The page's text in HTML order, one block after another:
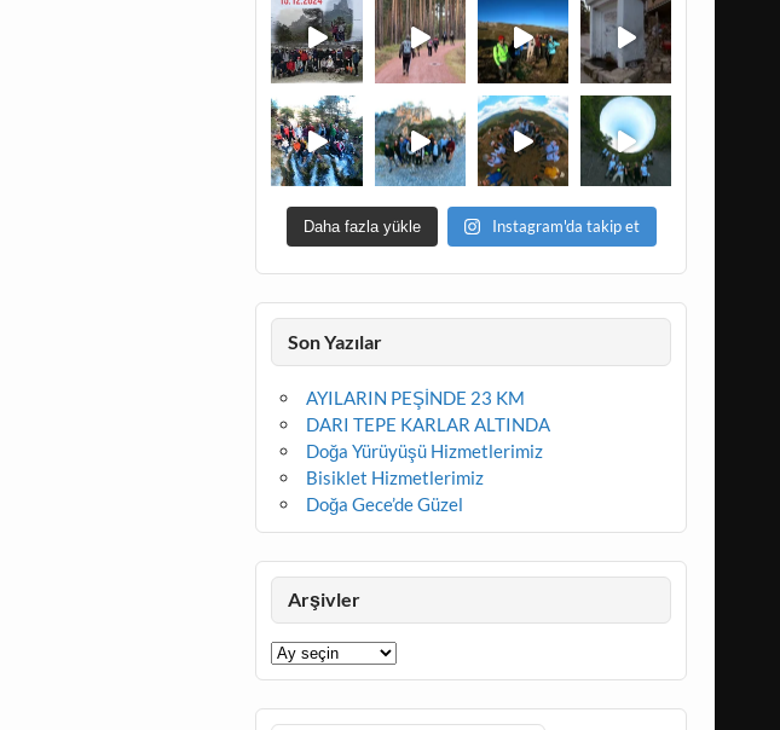
Daha fazla yükle Instagram'da takip et
Son Yazılar
AYILARIN PEŞİNDE 23 KM
DARI TEPE KARLAR ALTINDA
Doğa Yürüyüşü Hizmetlerimiz
Bisiklet Hizmetlerimiz
Doğa Gece’de Güzel
Arşivler
Arşivler